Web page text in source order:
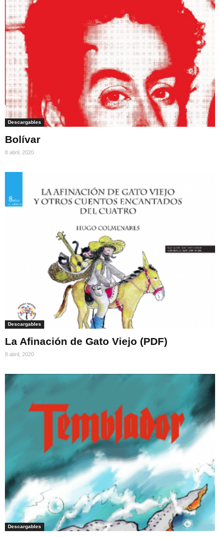
Descargables
Bolívar
8 abril, 2020
Descargables
La Afinación de Gato Viejo (PDF)
8 abril, 2020
Descargables